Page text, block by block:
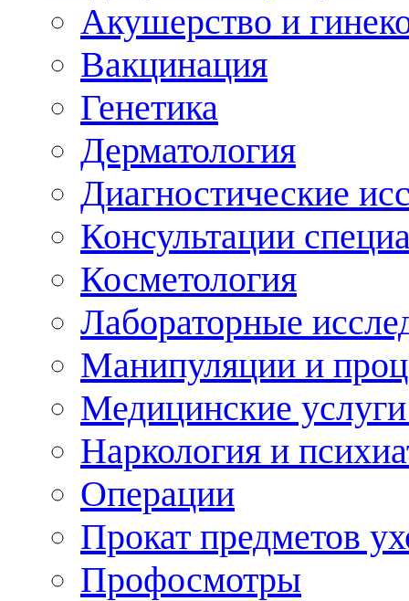
Акушерство и
Вакцинация
Генетика
Дерматология
Диагностические
Консультации
Косметология
Лабораторные
Манипуляции и
Медицинские
Наркология и
Операции
Прокат предметов
Профосмотры